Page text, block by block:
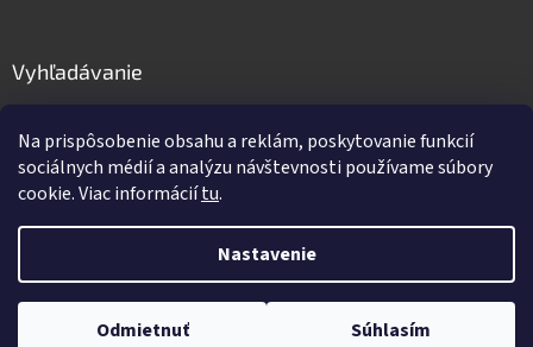
Na prispôsobenie obsahu a reklám, poskytovanie funkcií
sociálnych médií a analýzu návštevnosti používame súbory
cookie. Viac informáciítu.
Nastavenie
Odmietnuť Súhlasím
Vyhľadávanie
HĽADAŤ
Copyright 2026GastroPro.sk. Všetky práva vyhradené.Upraviť